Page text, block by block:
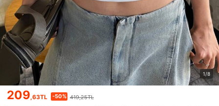
1/8
209,63TL -50% 419,25TL